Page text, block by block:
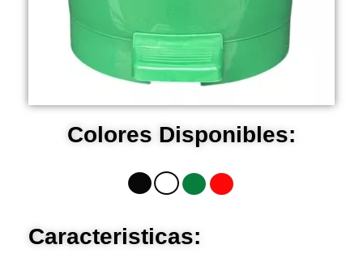
Colores Disponibles:
Caracteristicas: